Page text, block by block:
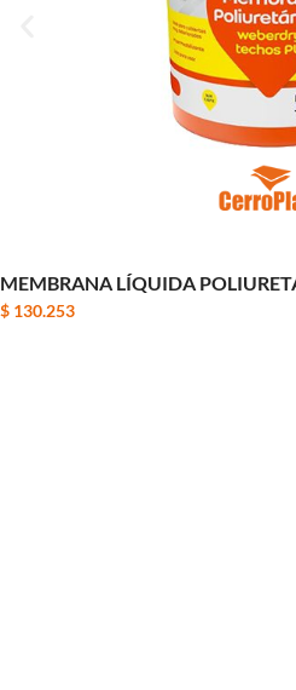
MEMBRANA LÍQUIDA
$ 130.253